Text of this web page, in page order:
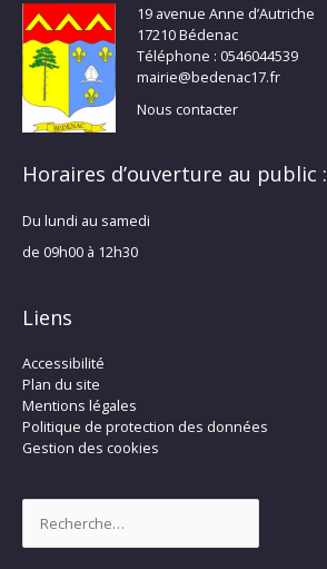
19 avenue Anne d’Autriche
17210 Bédenac
Téléphone : 0546044539
mairie@bedenac17.fr
Nous contacter
Horaires d’ouverture au public :
Du lundi au samedi
de 09h00 à 12h30
Liens
Accessibilité
Plan du site
Mentions légales
Politique de protection des données
Gestion des cookies